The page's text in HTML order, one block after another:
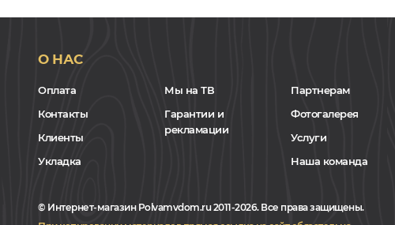
О НАС
Оплата
Контакты
Клиенты
Укладка
Мы на ТВ
Гарантии и
рекламации
Партнерам
Фотогалерея
Услуги
Наша команда
© Интернет-магазин Polvamvdom.ru 2011-2026. Все права защищены.